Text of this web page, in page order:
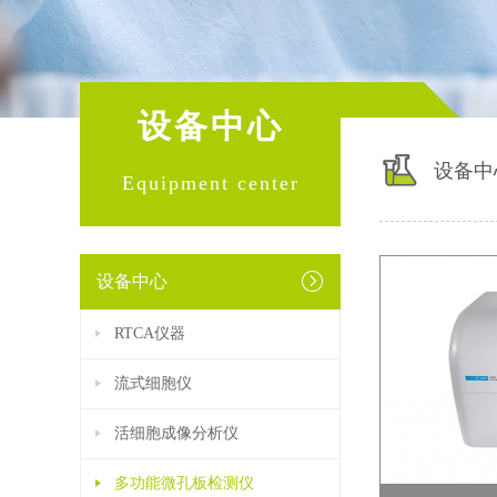
设备中心
Equipment center
设备中心
RTCA仪器
流式细胞仪
活细胞成像分析仪
多功能微孔板检测仪
设备